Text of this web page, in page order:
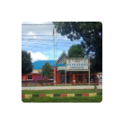
WN
SULTRA
WN